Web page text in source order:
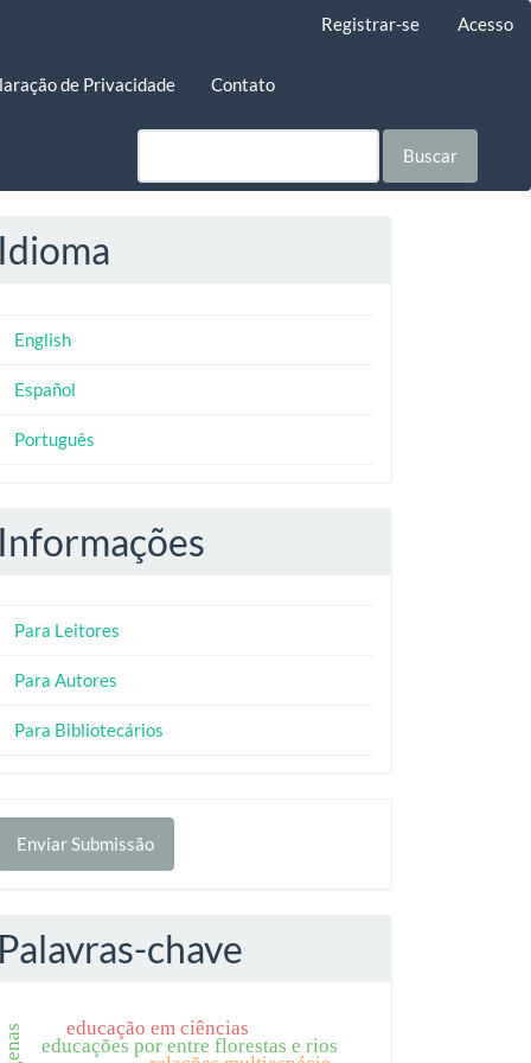
Registrar-se Acesso
de Privacidade Contato
Buscar
Idioma
English
Español
Português
Informações
Para Leitores
Para Autores
Para Bibliotecários
Enviar Submissão
Palavras-chave
educações por entre florestas e rios
educação em ciências